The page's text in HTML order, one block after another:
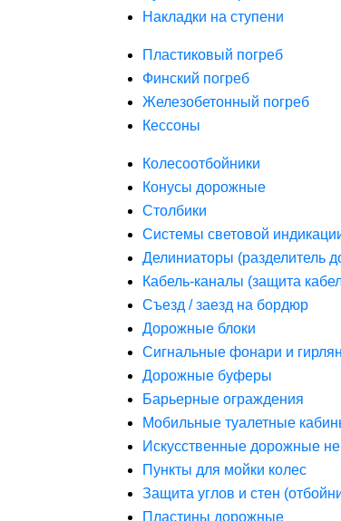
Накладки на ступени
Пластиковый погреб
Финский погреб
Железобетонный погреб
Кессоны
Колесоотбойники
Конусы дорожные
Столбики
Системы световой
Делиниаторы (разделитель
Кабель-каналы (защита
Съезд / заезд на бордюр
Дорожные блоки
Сигнальные фонари и
Дорожные буферы
Барьерные ограждения
Мобильные туалетные
Искусственные дорожные
Пункты для мойки колес
Защита углов и стен
Пластины дорожные